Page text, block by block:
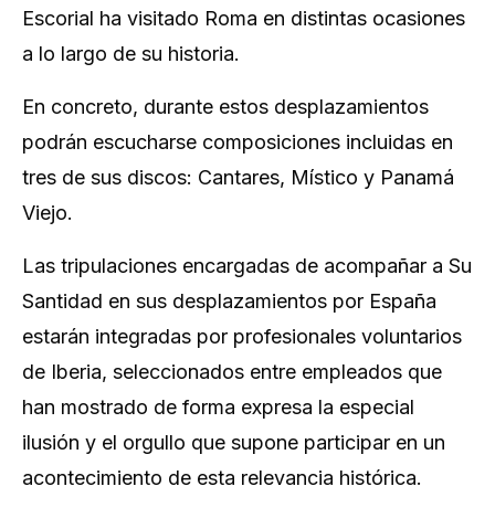
Escorial ha visitado Roma en distintas ocasiones
a lo largo de su historia.
En concreto, durante estos desplazamientos
podrán escucharse composiciones incluidas en
tres de sus discos: Cantares, Místico y Panamá
Viejo.
Las tripulaciones encargadas de acompañar a Su
Santidad en sus desplazamientos por España
estarán integradas por profesionales voluntarios
de Iberia, seleccionados entre empleados que
han mostrado de forma expresa la especial
ilusión y el orgullo que supone participar en un
acontecimiento de esta relevancia histórica.